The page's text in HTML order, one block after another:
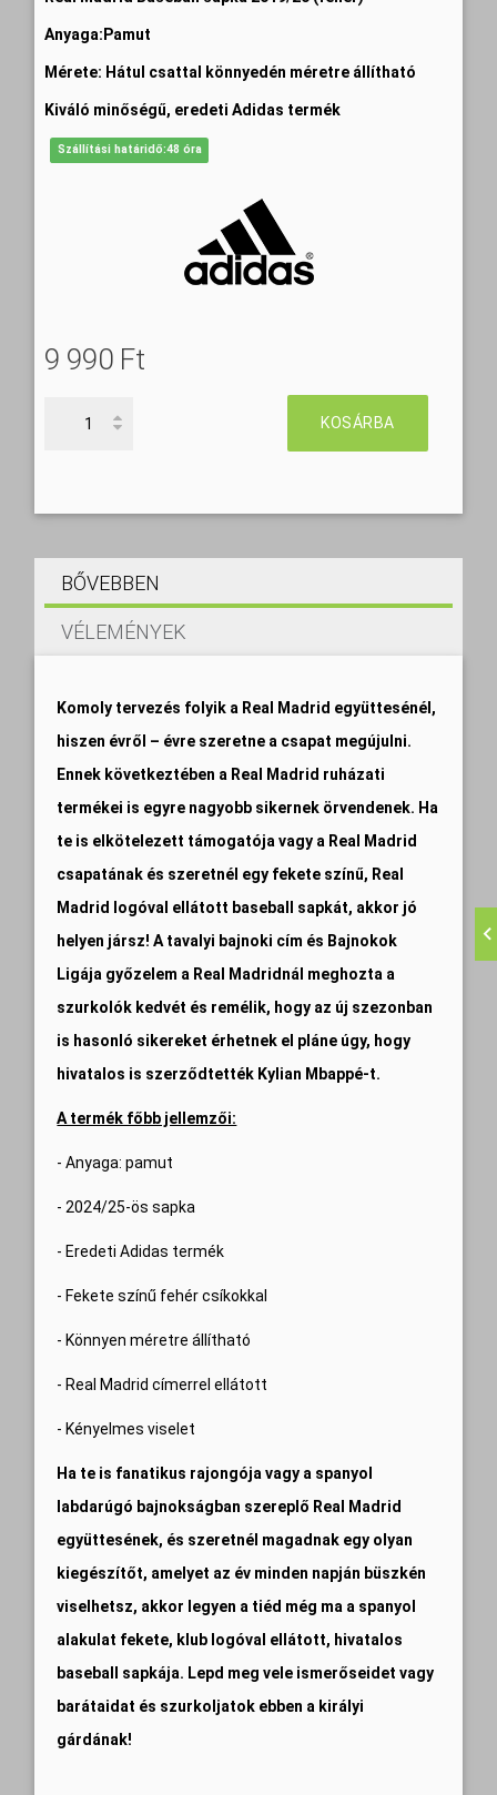
Anyaga:Pamut
Mérete: Hátul csattal könnyedén méretre állítható
Kiváló minőségű, eredeti Adidas termék
Szállítási határidő:48 óra
9 990 Ft‎
KOSÁRBA
BŐVEBBEN
VÉLEMÉNYEK
Komoly tervezés folyik a Real Madrid együttesénél,
hiszen évről – évre szeretne a csapat megújulni.
Ennek következtében a Real Madrid ruházati
termékei is egyre nagyobb sikernek örvendenek. Ha
te is elkötelezett támogatója vagy a Real Madrid
csapatának és szeretnél egy fekete színű, Real
Madrid logóval ellátott baseball sapkát, akkor jó
helyen jársz! A tavalyi bajnoki cím és Bajnokok
Ligája győzelem a Real Madridnál meghozta a
szurkolók kedvét és remélik, hogy az új szezonban
is hasonló sikereket érhetnek el pláne úgy, hogy
hivatalos is szerződtették Kylian Mbappé-t.
A termék főbb jellemzői:
- Anyaga: pamut
- 2024/25-ös sapka
- Eredeti Adidas termék
- Fekete színű fehér csíkokkal
- Könnyen méretre állítható
- Real Madrid címerrel ellátott
- Kényelmes viselet
Ha te is fanatikus rajongója vagy a spanyol
labdarúgó bajnokságban szereplő Real Madrid
együttesének, és szeretnél magadnak egy olyan
kiegészítőt, amelyet az év minden napján büszkén
viselhetsz, akkor legyen a tiéd még ma a spanyol
alakulat fekete, klub logóval ellátott, hivatalos
baseball sapkája. Lepd meg vele ismerőseidet vagy
barátaidat és szurkoljatok ebben a királyi
gárdának!